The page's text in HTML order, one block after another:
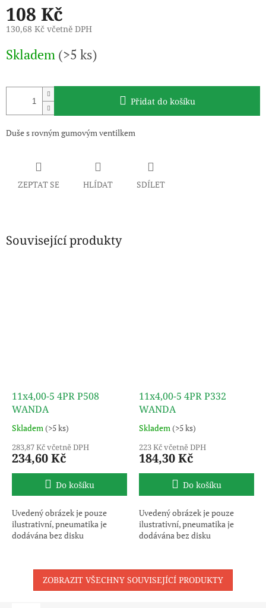
108 Kč
130,68 Kč včetně DPH
cena:
Skladem (>5 ks)
Přidat do košíku
Duše s rovným gumovým ventilkem
ZEPTAT SE HLÍDAT SDÍLET
Související produkty
11x4,00-5 4PR P508
WANDA
Skladem (>5 ks)
283,87 Kč včetně DPH
234,60 Kč
Do košíku
Uvedený obrázek je pouze
ilustrativní, pneumatika je
dodávána bez disku
11x4,00-5 4PR P332
WANDA
Skladem (>5 ks)
223 Kč včetně DPH
184,30 Kč
Do košíku
Uvedený obrázek je pouze
ilustrativní, pneumatika je
dodávána bez disku
ZOBRAZIT VŠECHNY SOUVISEJÍCÍ PRODUKTY